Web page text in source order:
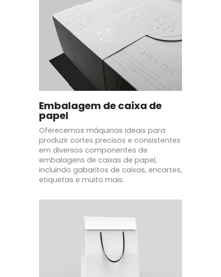
Embalagem de caixa de
papel
Oferecemos máquinas ideais para
produzir cortes precisos e consistentes
em diversos componentes de
embalagens de caixas de papel,
incluindo gabaritos de caixas, encartes,
etiquetas e muito mais.